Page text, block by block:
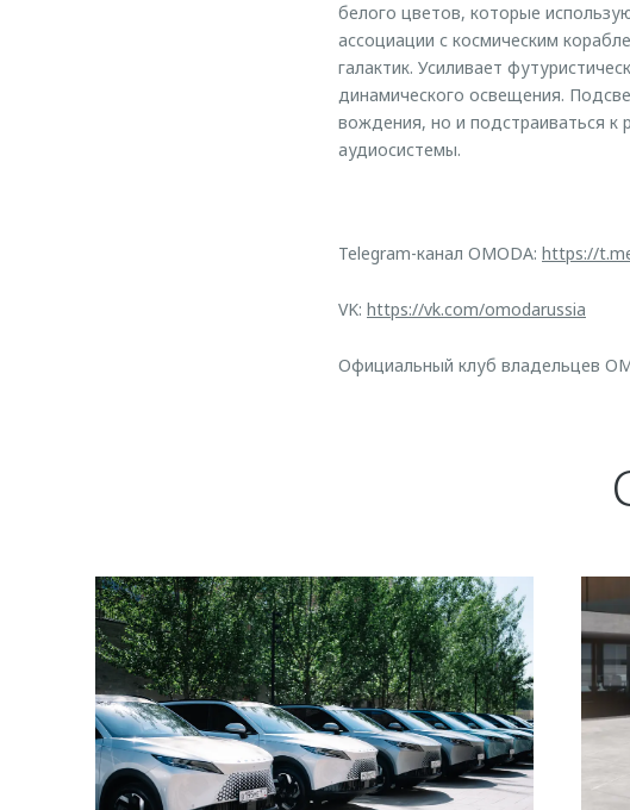
белого цветов, которые
ассоциации с космическим
галактик. Усиливает
динамического освещения.
вождения, но и подстраиваться к
аудиосистемы.
Telegram-канал OMODA: https://
VK: https://vk.com/omodarussia
Официальный клуб владельцев